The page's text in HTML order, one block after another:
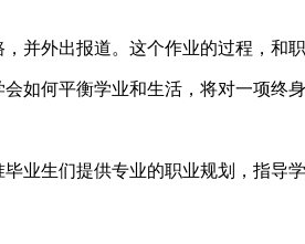
并外出报道。这个作业的过程，和
如何平衡学业和生活，将对一项终身
业生们提供专业的职业规划，指导